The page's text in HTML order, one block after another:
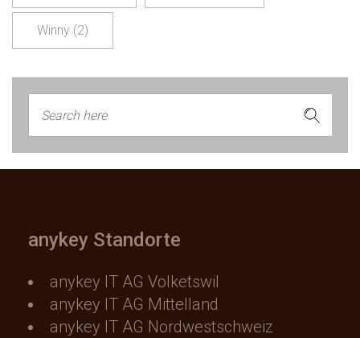
Winny (2)
anykey Standorte
anykey IT AG Volketswil
anykey IT AG Mittelland
anykey IT AG Nordwestschweiz